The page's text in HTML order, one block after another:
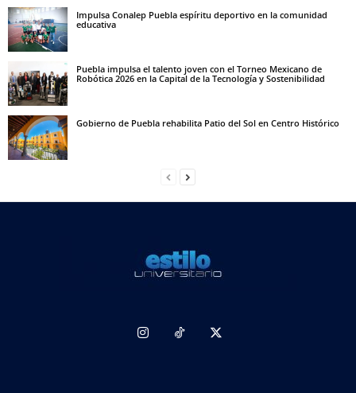
Impulsa Conalep Puebla espíritu deportivo en la comunidad
educativa
Puebla impulsa el talento joven con el Torneo Mexicano de
Robótica 2026 en la Capital de la Tecnología y Sostenibilidad
Gobierno de Puebla rehabilita Patio del Sol en Centro Histórico